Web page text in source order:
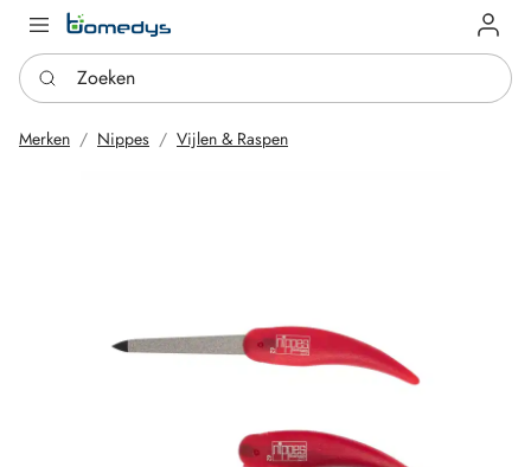
Log in
Zoeken
Merken Nippes Vijlen & Raspen